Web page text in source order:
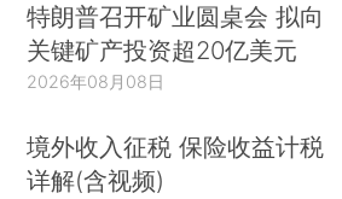
特朗普召开矿业圆桌会 拟向
关键矿产投资超20亿美元
2026年08月08日
境外收入征税 保险收益计税
详解(含视频)